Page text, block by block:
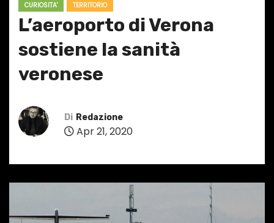
CURIOSITA' TERRITORIO
L’aeroporto di Verona
sostiene la sanità
veronese
Di Redazione
Apr 21, 2020